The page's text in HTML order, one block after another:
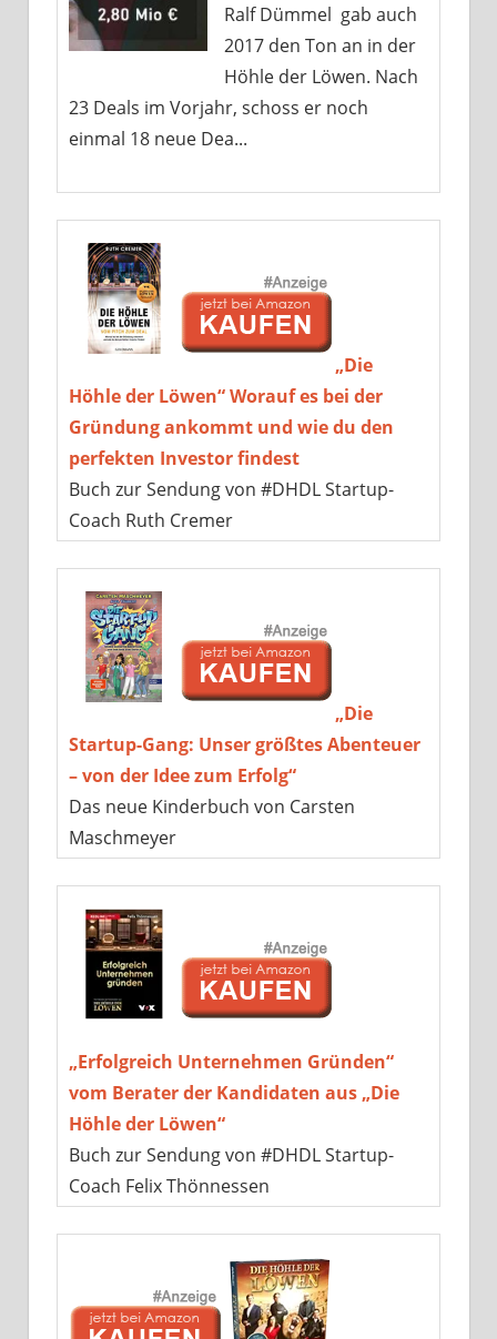
Ralf Dümmel gab auch
2017 den Ton an in der
Höhle der Löwen. Nach
23 Deals im Vorjahr, schoss er noch
einmal 18 neue Dea...
„Die
Höhle der Löwen“ Worauf es bei der
Gründung ankommt und wie du den
perfekten Investor findest
Buch zur Sendung von #DHDL Startup-
Coach Ruth Cremer
„Die
Startup-Gang: Unser größtes Abenteuer
– von der Idee zum Erfolg“
Das neue Kinderbuch von Carsten
Maschmeyer
„Erfolgreich Unternehmen Gründen“
vom Berater der Kandidaten aus „Die
Höhle der Löwen“
Buch zur Sendung von #DHDL Startup-
Coach Felix Thönnessen